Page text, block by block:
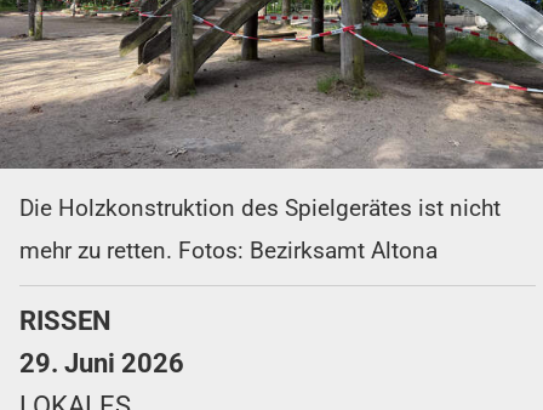
Die Holzkonstruktion des Spielgerätes ist nicht
mehr zu retten. Fotos: Bezirksamt Altona
RISSEN
29. Juni 2026